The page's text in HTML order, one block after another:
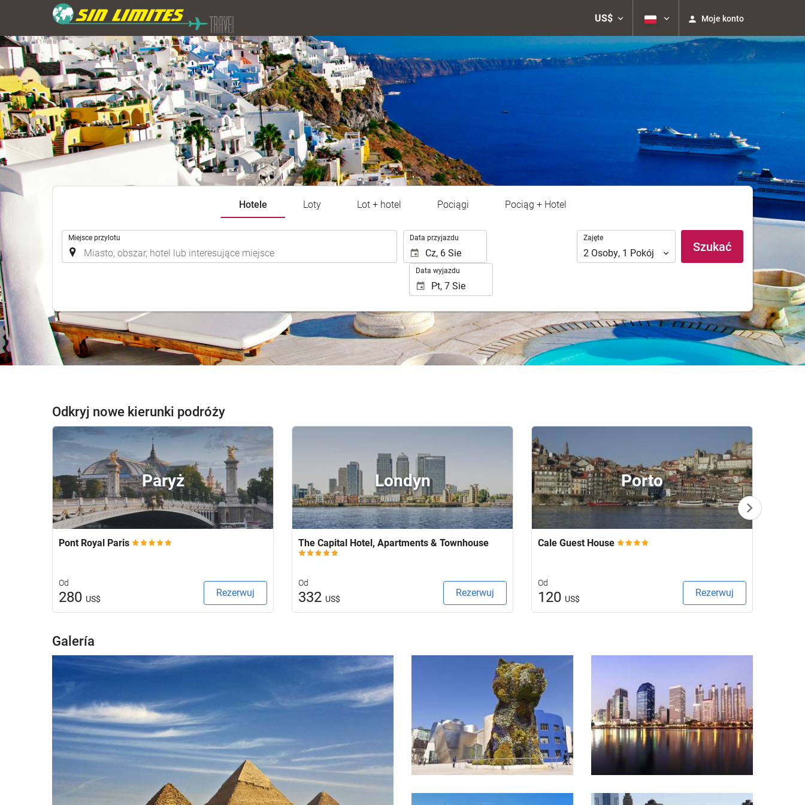
US$ Moje konto
Hotele Loty Lot + hotel Pociągi Pociąg + Hotel
Miejsce przylotu Data przyjazdu
Data wyjazdu
Zajęte
Zajęte
2 Osoby, 1 Pokój Szukać
Odkryj nowe kierunki podróży
Paryż
Pont Royal Paris
Od
280 US$
Rezerwuj
Londyn
The Capital Hotel, Apartments & Townhouse
Od
332 US$
Rezerwuj
Porto
Cale Guest House
Od
120 US$
Rezerwuj
Galería